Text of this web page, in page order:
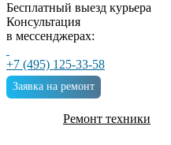
Бесплатный выезд курьера
Консультация
в мессенджерах:
+7 (495) 125-33-58
Заявка на ремонт
Ремонт техники